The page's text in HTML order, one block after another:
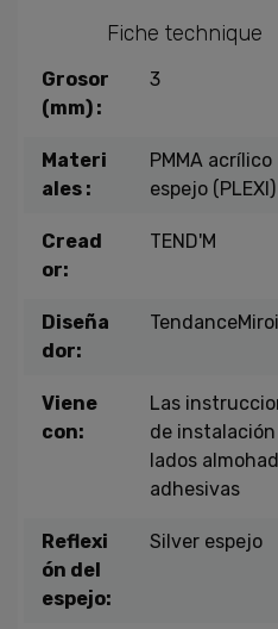
Fiche technique
Grosor
(mm) :
3
Materi
ales :
PMMA acrílico
espejo (PLEXI)
Cread
or:
TEND'M
Diseña
dor:
Viene
con:
Las
de
lados
adhesivas
Reflexi
ón del
espejo:
Silver espejo